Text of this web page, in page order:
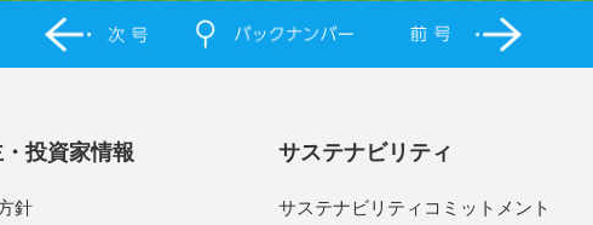
投資家情報
針
サステナビリティ
サステナビリティコミットメント